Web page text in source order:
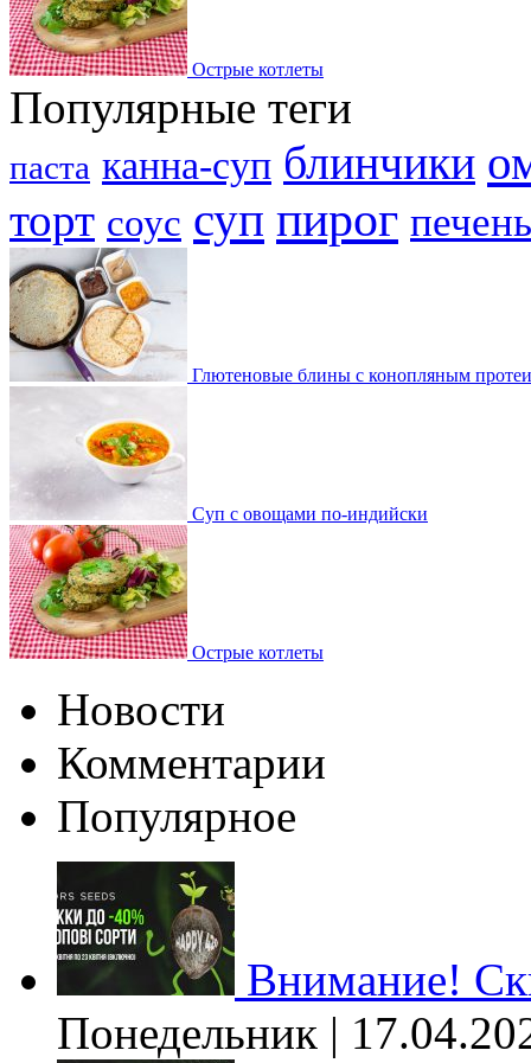
Острые котлеты
Популярные теги
паста канна-суп блинчики
торт соус суп пирог
Глютеновые блины с конопляным
Суп с овощами по-индийски
Острые котлеты
Новости
Комментарии
Популярное
Внимание!
Понедельник |